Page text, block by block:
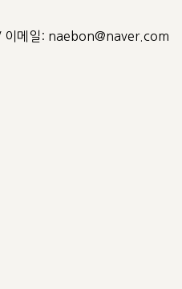
이메일: naebon@naver.com